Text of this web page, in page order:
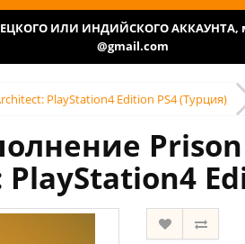
ИЛИ ИНДИЙСКОГО АККАУНТА,
@gmail.com
PlayStation4 Edition PS4 (Турция)